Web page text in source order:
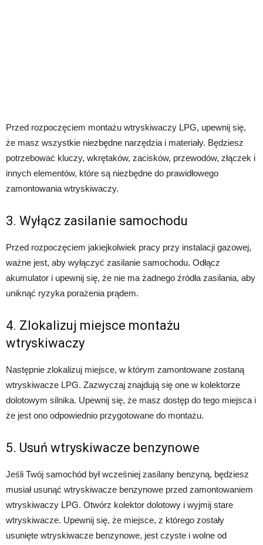
Przed rozpoczęciem montażu wtryskiwaczy LPG, upewnij się,
że masz wszystkie niezbędne narzędzia i materiały. Będziesz
potrzebować kluczy, wkrętaków, zacisków, przewodów, złączek i
innych elementów, które są niezbędne do prawidłowego
zamontowania wtryskiwaczy.
3. Wyłącz zasilanie samochodu
Przed rozpoczęciem jakiejkolwiek pracy przy instalacji gazowej,
ważne jest, aby wyłączyć zasilanie samochodu. Odłącz
akumulator i upewnij się, że nie ma żadnego źródła zasilania, aby
uniknąć ryzyka porażenia prądem.
4. Zlokalizuj miejsce montażu
wtryskiwaczy
Następnie zlokalizuj miejsce, w którym zamontowane zostaną
wtryskiwacze LPG. Zazwyczaj znajdują się one w kolektorze
dolotowym silnika. Upewnij się, że masz dostęp do tego miejsca i
że jest ono odpowiednio przygotowane do montażu.
5. Usuń wtryskiwacze benzynowe
Jeśli Twój samochód był wcześniej zasilany benzyną, będziesz
musiał usunąć wtryskiwacze benzynowe przed zamontowaniem
wtryskiwaczy LPG. Otwórz kolektor dolotowy i wyjmij stare
wtryskiwacze. Upewnij się, że miejsce, z którego zostały
usunięte wtryskiwacze benzynowe, jest czyste i wolne od